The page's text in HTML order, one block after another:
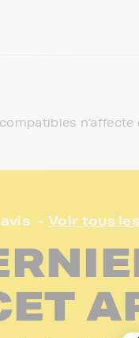
- Voir tous